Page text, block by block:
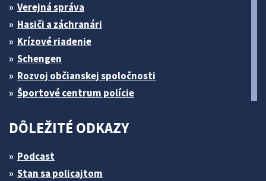
Verejná správa
Hasiči a záchranári
Krízové riadenie
Schengen
Rozvoj občianskej spoločnosti
Športové centrum polície
DÔLEŽITÉ ODKAZY
Podcast
Stan sa policajtom